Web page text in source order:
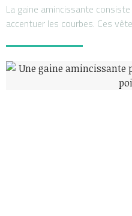
La gaine amincissante
accentuer les courbes. Ces